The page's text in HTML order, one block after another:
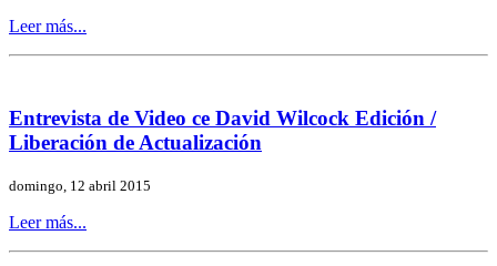
Leer más...
Entrevista de Video ce David Wilcock Edición /
Liberación de Actualización
domingo, 12 abril 2015
Leer más...